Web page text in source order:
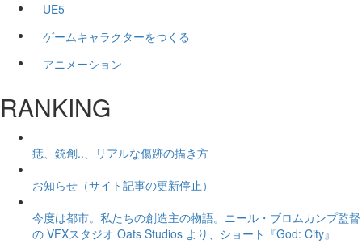
UE5
ゲームキャラクターをつくる
アニメーション
RANKING
痣、銃創..、リアルな傷跡の描き方
お知らせ（サイト記事の更新停止）
今度は都市。私たちの創造主の物語。ニール・ブロムカンプ監督
の VFXスタジオ Oats Studios より、ショート『God: City』